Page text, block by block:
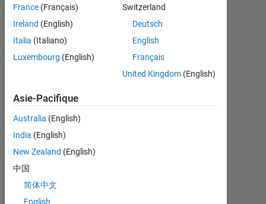
Tableau de bord
Statistiques
MATLAB Answers
CONTRIBUTIONS L
0
1
2
France (Français)
Ireland (English)
Italia (Italiano)
Luxembourg (English)
Switzerland
Deutsch
English
Français
United Kingdom(English)
Asie-Pacifique
Australia (English)
India (English)
New Zealand (English)
中国
简体中文
English